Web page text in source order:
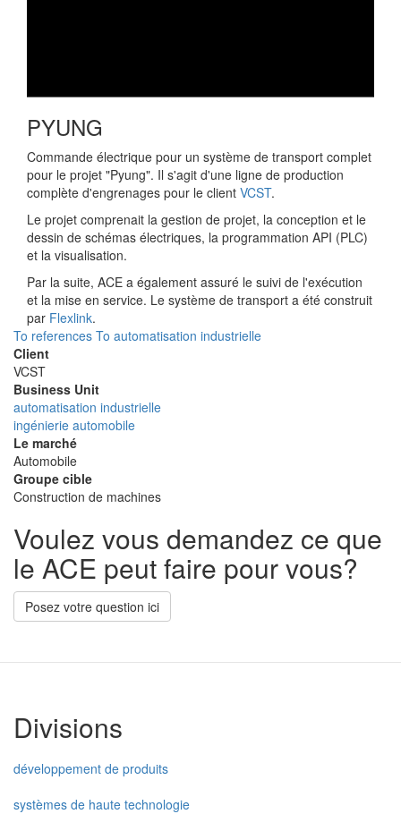
PYUNG
Commande électrique pour un système de transport complet
pour le projet "Pyung". Il s'agit d'une ligne de production
complète d'engrenages pour le client VCST.
Le projet comprenait la gestion de projet, la conception et le
dessin de schémas électriques, la programmation API (PLC)
et la visualisation.
Par la suite, ACE a également assuré le suivi de l'exécution
et la mise en service. Le système de transport a été construit
par Flexlink.
To references To automatisation industrielle
Client
VCST
Business Unit
automatisation industrielle
ingénierie automobile
Le marché
Automobile
Groupe cible
Construction de machines
Voulez vous demandez ce que
le ACE peut faire pour vous?
Posez votre question ici
Divisions
développement de produits
systèmes de haute technologie